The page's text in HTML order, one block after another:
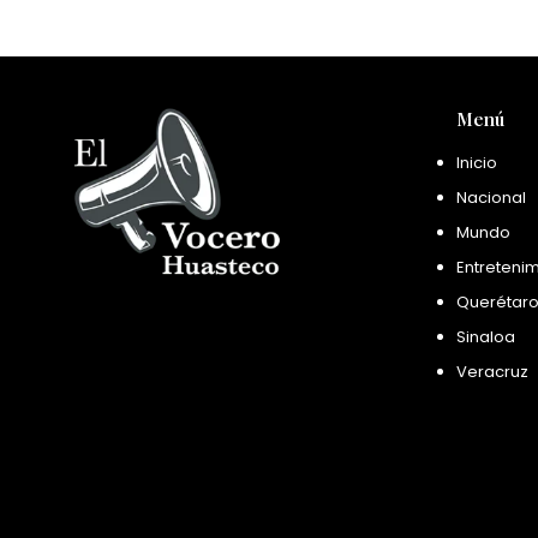
Menú
Inicio
Nacional
Mundo
Querétaro
Sinaloa
Veracruz